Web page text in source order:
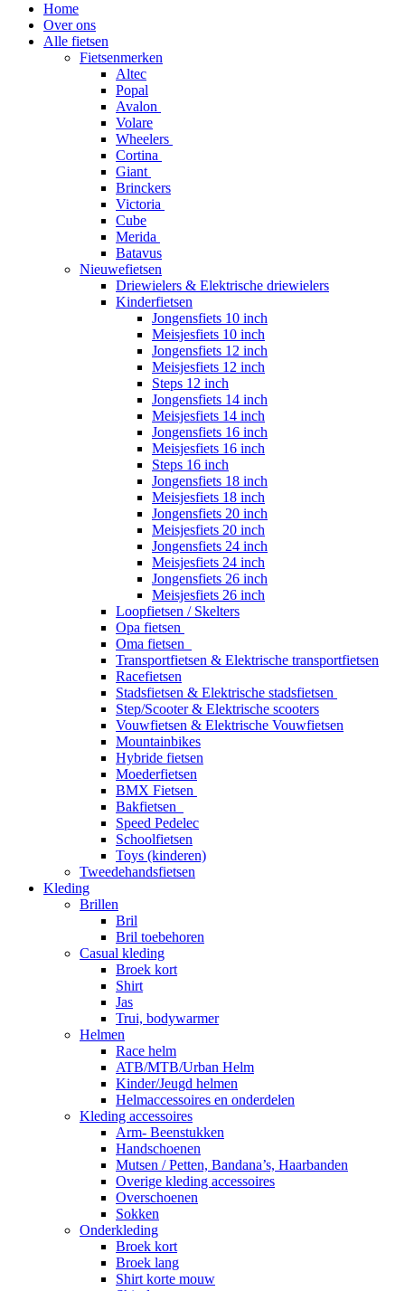
Home
Over ons
Alle fietsen
Fietsenmerken
Altec
Popal
Avalon
Volare
Wheelers
Cortina
Giant
Brinckers
Victoria
Cube
Merida
Batavus
Nieuwefietsen
Driewielers & Elektrische driewielers
Kinderfietsen
Jongensfiets 10 inch
Meisjesfiets 10 inch
Jongensfiets 12 inch
Meisjesfiets 12 inch
Steps 12 inch
Jongensfiets 14 inch
Meisjesfiets 14 inch
Jongensfiets 16 inch
Meisjesfiets 16 inch
Steps 16 inch
Jongensfiets 18 inch
Meisjesfiets 18 inch
Jongensfiets 20 inch
Meisjesfiets 20 inch
Jongensfiets 24 inch
Meisjesfiets 24 inch
Jongensfiets 26 inch
Meisjesfiets 26 inch
Loopfietsen / Skelters
Opa fietsen
Oma fietsen
Transportfietsen & Elektrische transportfietsen
Racefietsen
Stadsfietsen & Elektrische stadsfietsen
Step/Scooter & Elektrische scooters
Vouwfietsen & Elektrische Vouwfietsen
Mountainbikes
Hybride fietsen
Moederfietsen
BMX Fietsen
Bakfietsen
Speed Pedelec
Schoolfietsen
Toys (kinderen)
Tweedehandsfietsen
Kleding
Brillen
Bril
Bril toebehoren
Casual kleding
Broek kort
Shirt
Jas
Trui, bodywarmer
Helmen
Race helm
ATB/MTB/Urban Helm
Kinder/Jeugd helmen
Helmaccessoires en onderdelen
Kleding accessoires
Arm- Beenstukken
Handschoenen
Mutsen / Petten, Bandana’s, Haarbanden
Overige kleding accessoires
Overschoenen
Sokken
Onderkleding
Broek kort
Broek lang
Shirt korte mouw